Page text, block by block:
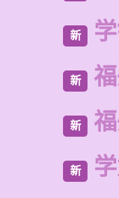
新
新
新
新